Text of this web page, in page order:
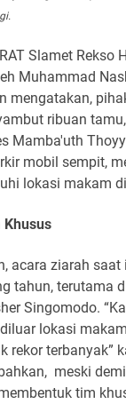
Slamet Rekso
Muhammad
mengatakan,
ribuan
Mamba'uth
mobil sempit,
lokasi makam
acara ziarah
tahun, terutama
Singomodo.
lokasi
rekor terbanyak”
meski
tim